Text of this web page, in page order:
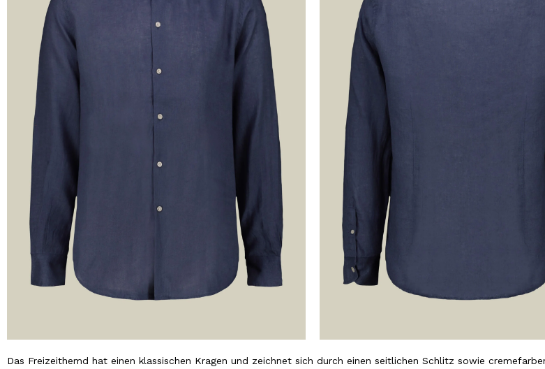
Das Freizeithemd hat einen klassischen Kragen und zeichnet sich durch einen seitlichen Schlitz sowie